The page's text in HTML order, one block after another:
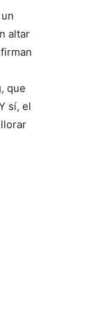
altar
, que
sí, el